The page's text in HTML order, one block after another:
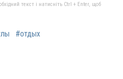
текст і натисніть Ctrl + Enter, щоб
#отдых